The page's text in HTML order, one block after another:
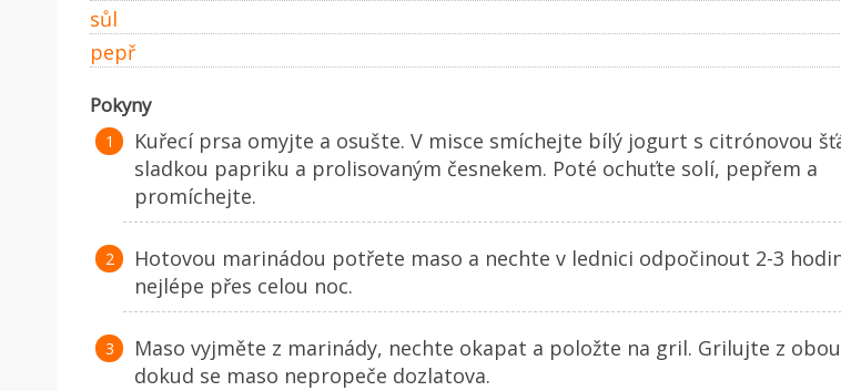
sůl
pepř
Pokyny
Kuřecí prsa omyjte a osušte. V misce smíchejte bílý jogurt s citrónovou
sladkou papriku a prolisovaným česnekem. Poté ochuťte solí, pepřem a
promíchejte.
Hotovou marinádou potřete maso a nechte v lednici odpočinout 2-3
nejlépe přes celou noc.
Maso vyjměte z marinády, nechte okapat a položte na gril. Grilujte z
dokud se maso nepropeče dozlatova.